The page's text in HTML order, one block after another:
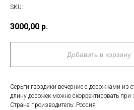
SKU:
3000,00 р.
Добавить в корзину
Серьги гвоздики вечерние с дорожками из
длину дорожек можно скорректировать при
Страна производитель: Россия